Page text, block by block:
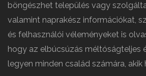
böngészhet település vagy
valamint naprakész információkat,
és felhasználói véleményeket is
hogy az elbúcsúzás méltóságteljes
legyen minden család számára, akik